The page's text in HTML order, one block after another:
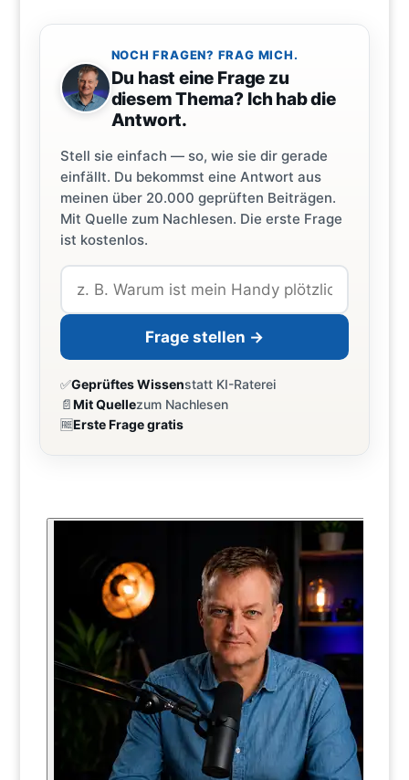
NOCH FRAGEN? FRAG MICH.
Du hast eine Frage zu
diesem Thema? Ich hab die
Antwort.
Stell sie einfach — so, wie sie dir gerade
einfällt. Du bekommst eine Antwort aus
meinen über 20.000 geprüften Beiträgen.
Mit Quelle zum Nachlesen. Die erste Frage
ist kostenlos.
Frage stellen →
✅Geprüftes Wissenstatt KI-Raterei
📄Mit Quellezum Nachlesen
🆓Erste Frage gratis